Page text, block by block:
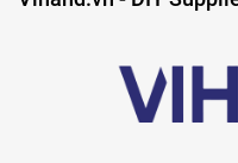
1984 – Sakura đã gầy
tiên. Trải qua nhiều